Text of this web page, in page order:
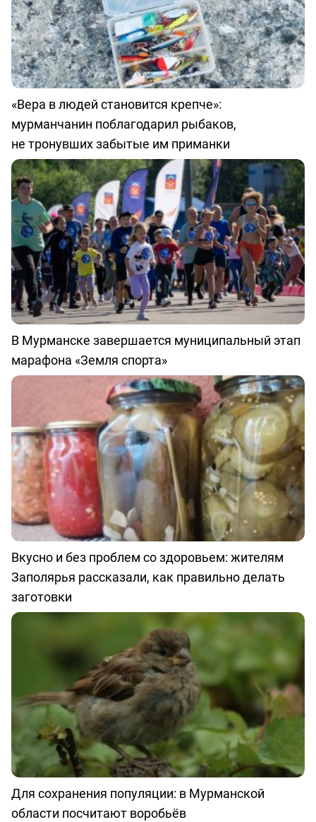
«Вера в людей становится крепче»:
мурманчанин поблагодарил рыбаков,
не тронувших забытые им приманки
В Мурманске завершается муниципальный этап
марафона «Земля спорта»
Вкусно и без проблем со здоровьем: жителям
Заполярья рассказали, как правильно делать
заготовки
Для сохранения популяции: в Мурманской
области посчитают воробьёв